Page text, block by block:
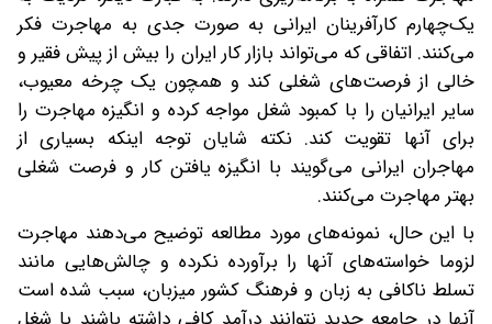
یک‌چهارم کارآفرینان ایرانی به صورت جدی به مهاجرت فکر
می‌کنند. اتفاقی که می‌تواند بازار کار ایران را بیش از پیش فقیر و
خالی از فرصت‌های شغلی کند و همچون یک چرخه معیوب،
سایر ایرانیان را با کمبود شغل مواجه کرده و انگیزه مهاجرت را
برای آنها تقویت کند. نکته شایان توجه اینکه بسیاری از
مهاجران ایرانی می‌گویند با انگیزه یافتن کار و فرصت شغلی
بهتر مهاجرت می‌کنند.
با‌ این‌ حال، نمونه‌های مورد مطالعه توضیح می‌دهند‌ مهاجرت
لزوما خواسته‌های آنها را برآورده نکرده ‌و چالش‌هایی مانند
تسلط ناکافی به زبان و فرهنگ کشور میزبان، سبب شده است